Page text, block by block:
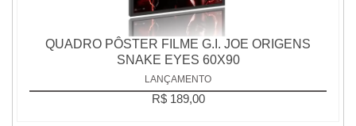
QUADRO PÔSTER FILME G.I. JOE ORIGENS
SNAKE EYES 60X90
LANÇAMENTO
R$ 189,00